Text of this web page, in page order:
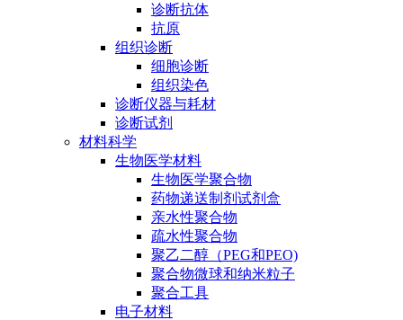
诊断抗体
抗原
组织诊断
细胞诊断
组织染色
诊断仪器与耗材
诊断试剂
材料科学
生物医学材料
生物医学聚合物
药物递送制剂试剂盒
亲水性聚合物
疏水性聚合物
聚乙二醇（PEG和PEO)
聚合物微球和纳米粒子
聚合工具
电子材料